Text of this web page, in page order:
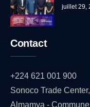
juillet 29,
Contact
+224 621 001 900
Sonoco Trade
Almamya -